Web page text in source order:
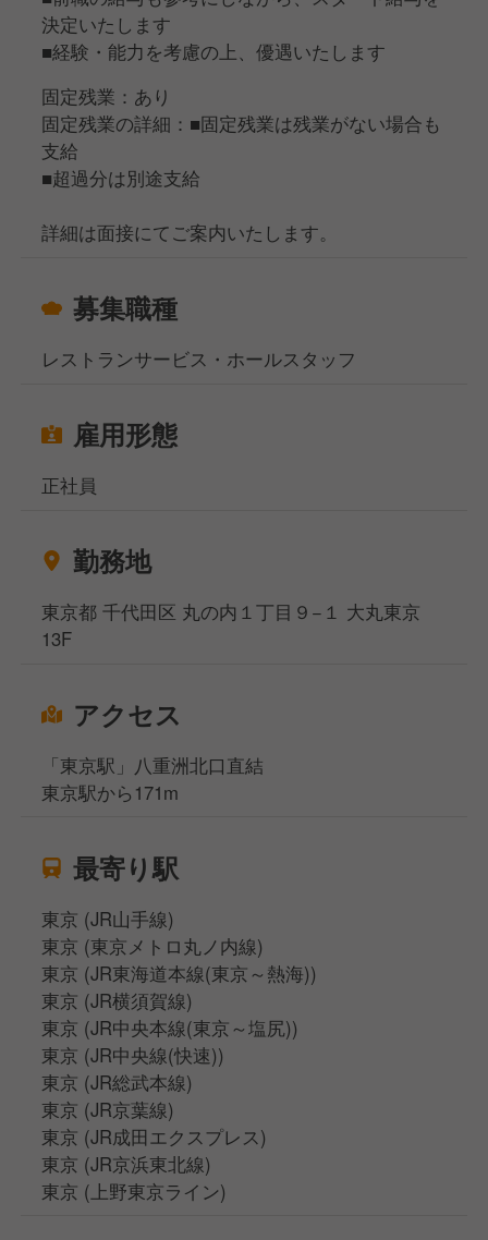
に広がっています！
開店・閉店準備作業
店内清掃・衛生管理
在庫管理・発注業務のサポート
新人スタッフの指導・教育（経験者の場合）
本格的なイタリアンレストランでの接客経験を積みた
でいただくことに喜びを感じる方を歓迎します！
い！」という想いをお持ちの方、ご応募お待ちしてお
決定いたします
■経験・能力を考慮の上、優遇いたします
固定残業：あり
固定残業の詳細：■固定残業は残業がない場合も
支給
■超過分は別途支給
詳細は面接にてご案内いたします。
募集職種
レストランサービス・ホールスタッフ
雇用形態
正社員
勤務地
東京都 千代田区 丸の内１丁目９−１ 大丸東京
13F
アクセス
「東京駅」八重洲北口直結
東京駅から171m
最寄り駅
東京 (JR山手線)
東京 (東京メトロ丸ノ内線)
東京 (JR東海道本線(東京～熱海))
東京 (JR横須賀線)
東京 (JR中央本線(東京～塩尻))
東京 (JR中央線(快速))
東京 (JR総武本線)
東京 (JR京葉線)
東京 (JR成田エクスプレス)
東京 (JR京浜東北線)
東京 (上野東京ライン)